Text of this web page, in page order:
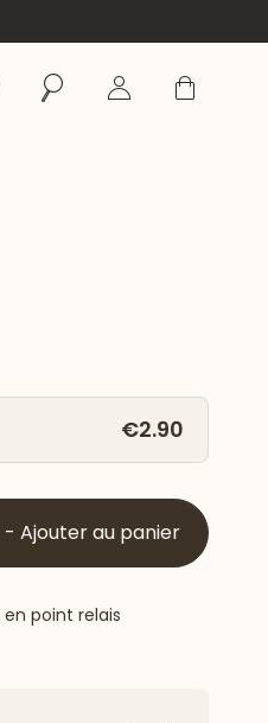
RechercherSe connecter
Panier
€2.90
- Ajouter au panier
en point relais